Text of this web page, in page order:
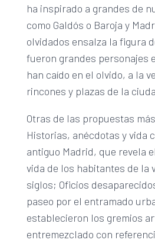
ha inspirado a grandes de
como Galdós o Baroja y
olvidados ensalza la figura
fueron grandes personajes
han caído en el olvido, a la
rincones y plazas de la
Otras de las propuestas
Historias, anécdotas y vida
antiguo Madrid, que revela
vida de los habitantes de la
siglos; Oficios
paseo por el entramado
establecieron los gremios
entremezclado con